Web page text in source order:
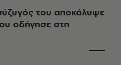
του αποκάλυψε
οδήγησε στη